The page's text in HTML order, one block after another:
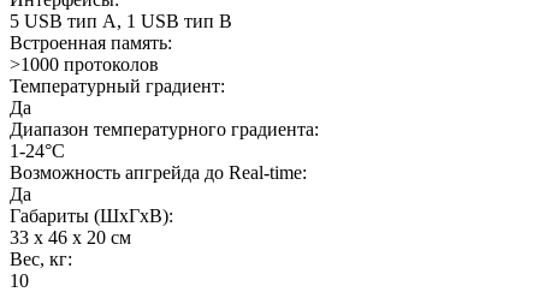
5 USB тип A, 1 USB тип B
Встроенная память:
>1000 протоколов
Температурный градиент:
Да
Диапазон температурного градиента:
1-24°С
Возможность апгрейда до Real-time:
Да
Габариты (ШхГхВ):
33 x 46 x 20 см
Вес, кг:
10